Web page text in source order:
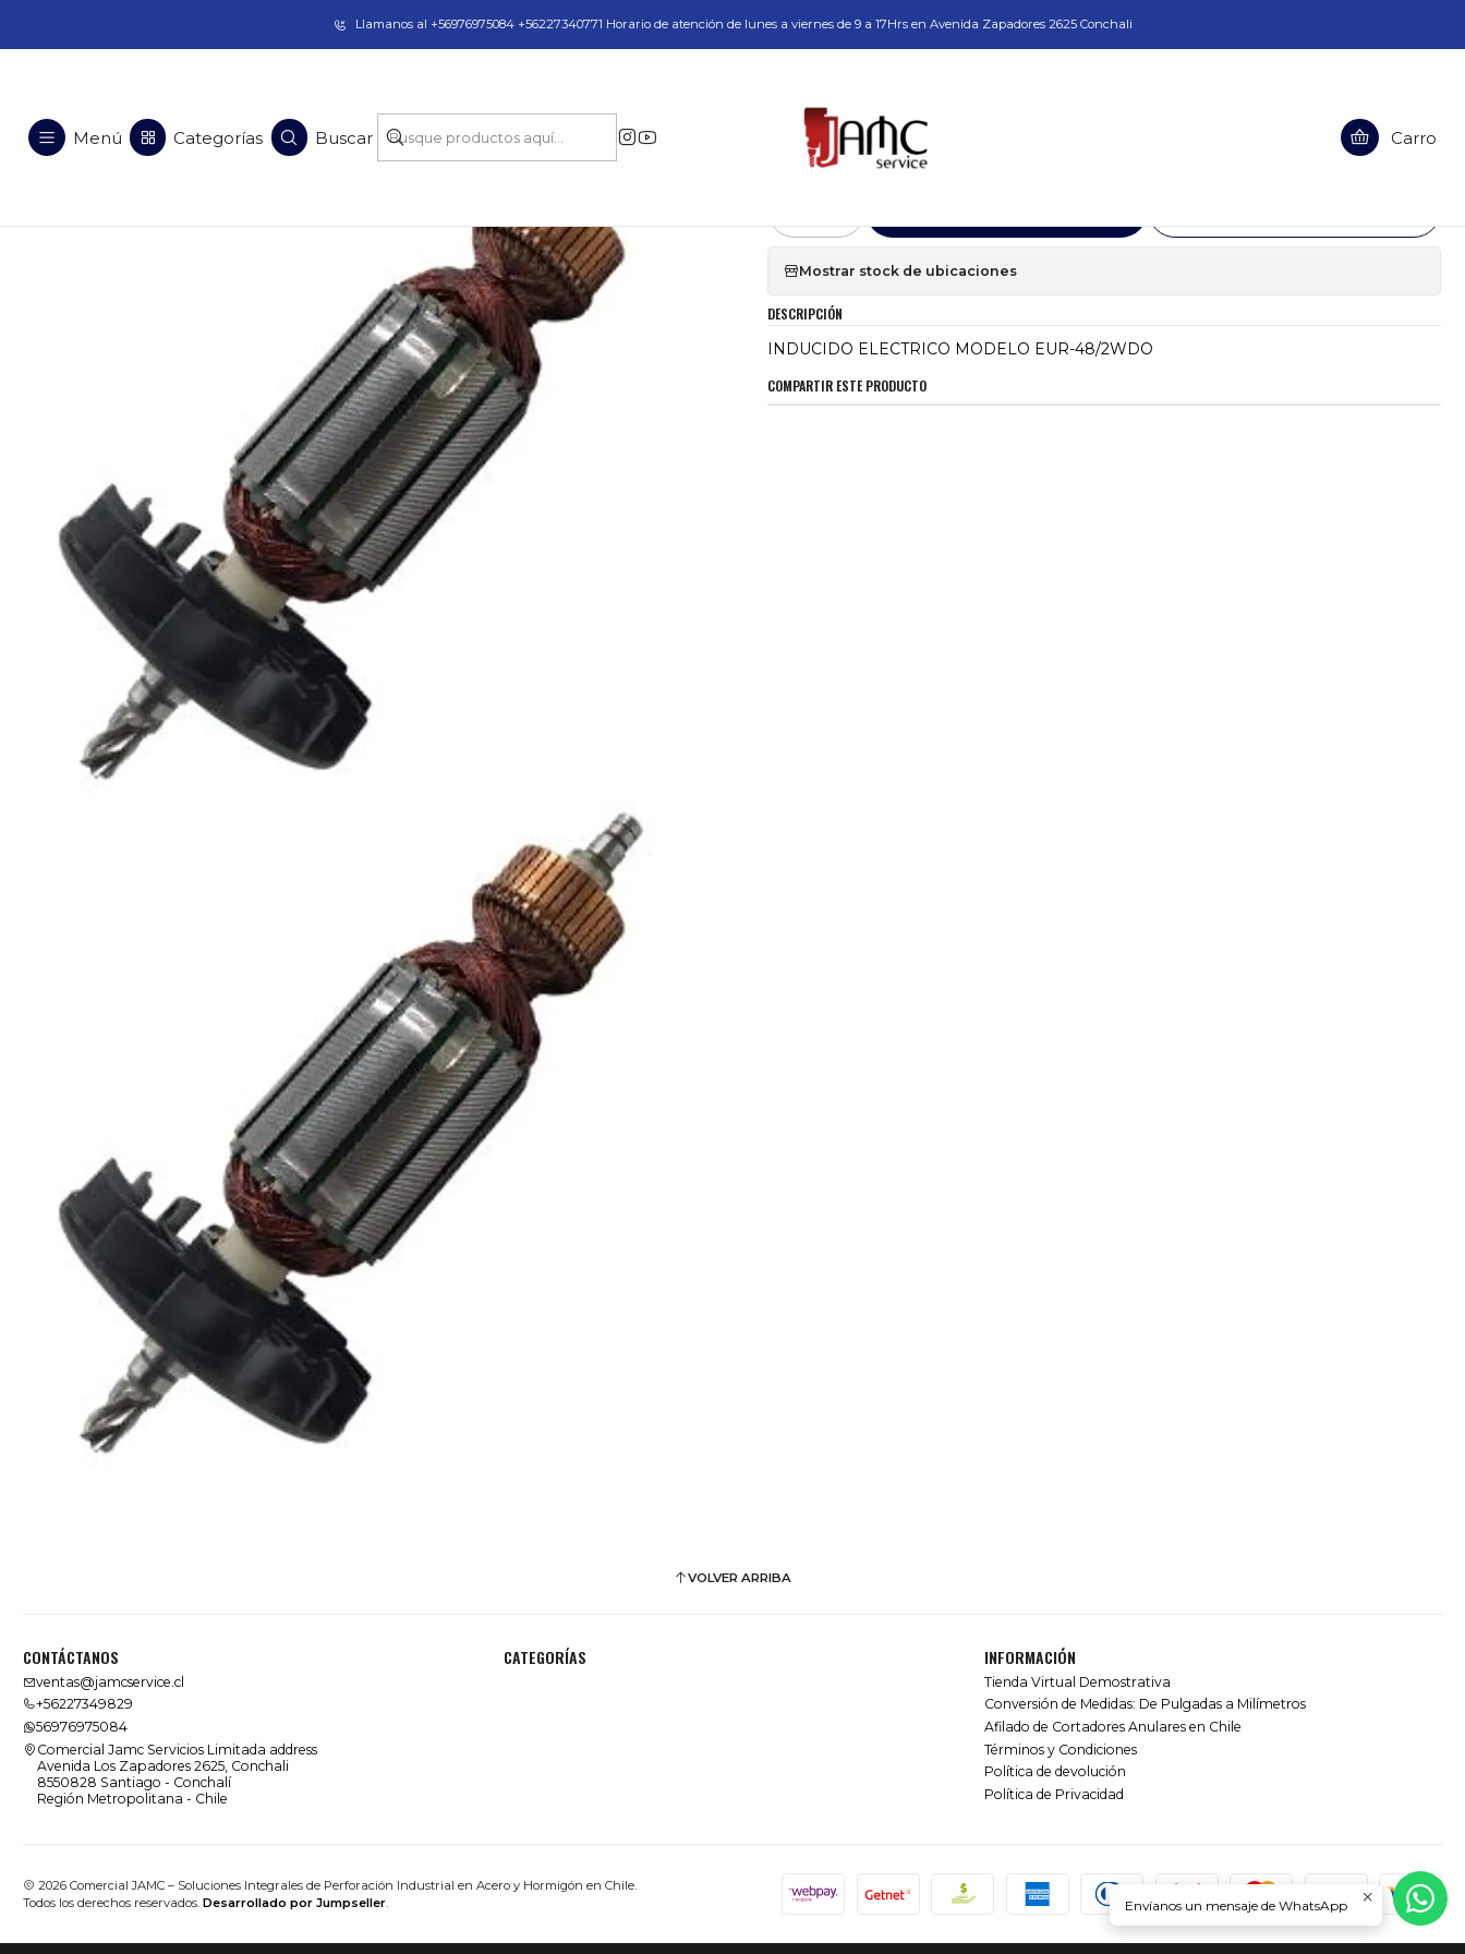
Taladros Magnéticos en Chile | Venta, Arriendo y Servicio Técnico
Menú Categorías Buscar Carro
Llamanos al +56976975084 +56227340771 Horario de atención de lunes a viernes de 9 a 17Hrs en Avenida Zapadores 2625 Conchali
INDUCIDO ELECTRICO MODELO EUR-48/2WDO
Mostrar stock de ubicaciones
DESCRIPCIÓN
INDUCIDO ELECTRICO MODELO EUR-48/2WDO
COMPARTIR ESTE PRODUCTO
VOLVER ARRIBA
CONTÁCTANOS
ventas@jamcservice.cl
+56227349829
56976975084
Comercial Jamc Servicios Limitada address
Avenida Los Zapadores 2625, Conchali
8550828 Santiago - Conchalí
Región Metropolitana - Chile
CATEGORÍAS INFORMACIÓN
Tienda Virtual Demostrativa
Conversión de Medidas: De Pulgadas a Milímetros
Afilado de Cortadores Anulares en Chile
Términos y Condiciones
Política de devolución
Política de Privacidad
2026 Comercial JAMC – Soluciones Integrales de Perforación Industrial en Acero y Hormigón en Chile.
Todos los derechos reservados. Desarrollado por Jumpseller. Envíanos un mensaje de WhatsApp